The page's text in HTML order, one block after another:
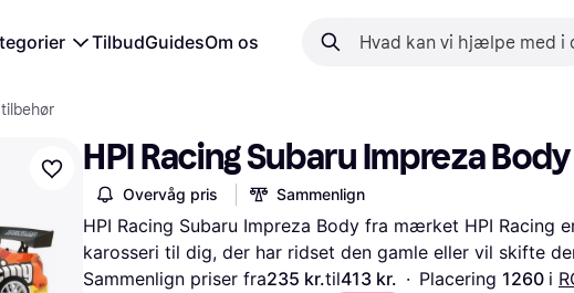
TilbudGuidesOm os
tilbehør
HPI Racing Subaru Impreza Body
Overvåg pris Sammenlign
HPI Racing Subaru Impreza Body fra mærket HPI Racing
karosseri til dig, der har ridset den gamle eller vil skifte
Sammenlign priser fra235 kr.til413 kr. · Placering 1260 i